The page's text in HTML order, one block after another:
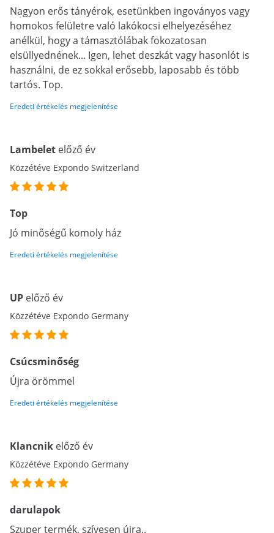
Nagyon erős tányérok, esetünkben ingoványos vagy
homokos felületre való lakókocsi elhelyezéséhez
anélkül, hogy a támasztólábak fokozatosan
elsüllyednének... Igen, lehet deszkát vagy hasonlót is
használni, de ez sokkal erősebb, laposabb és több
tartós. Top.
Eredeti értékelés megjelenítése
Lambelet előző év
Közzétéve Expondo Switzerland
Top
Jó minőségű komoly ház
Eredeti értékelés megjelenítése
UP előző év
Közzétéve Expondo Germany
Csúcsminőség
Újra örömmel
Eredeti értékelés megjelenítése
Klancnik előző év
Közzétéve Expondo Germany
darulapok
Szuper termék, szívesen újra..